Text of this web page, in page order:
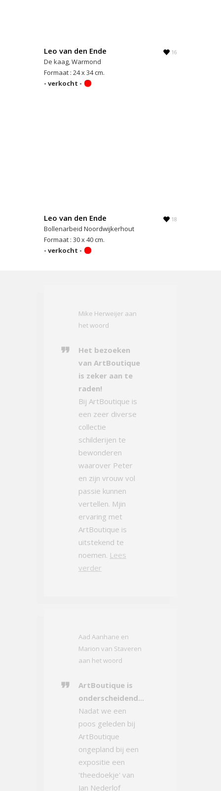
Leo van den Ende
De kaag, Warmond
Formaat : 24 x 34 cm.
- verkocht -
16
Leo van den Ende
Bollenarbeid Noordwijkerhout
Formaat : 30 x 40 cm.
- verkocht -
18
Mike Herweijer aan
het woord
Het bezoeken
van ArtBoutique
is zeker aan te
raden!
Bij ArtBoutique is
een zeer diverse
collectie
schilderijen te
bewonderen
waarover Peter
en zijn vrouw vol
passie kunnen
vertellen. Mjin
ervaring met
ArtBoutique is
uitstekend te
noemen. Lees
verder
Aad Aanhane en
Marion van Staveren
aan het woord
ArtBoutique is
onderscheidend...
Nadat we een
poos geleden bij
ArtBoutique
ongepland bij een
expositie een
'theedoekje' van
Jan Nederlof